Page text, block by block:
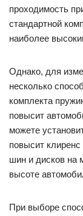
проходимость
стандартной
наиболее
Однако, для
несколько
комплекта
повысит
можете
повысит
шин и дисков на
высоте
При выборе